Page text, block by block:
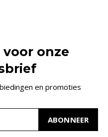
voor onze
en promoties
ABONNEER